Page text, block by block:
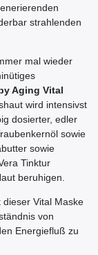
strahlenden
mal wieder
Aging Vital
wird intensivst
dosierter, edler
sowie
sowie
Tinktur
beruhigen.
Vital Maske
von
Energiefluß zu